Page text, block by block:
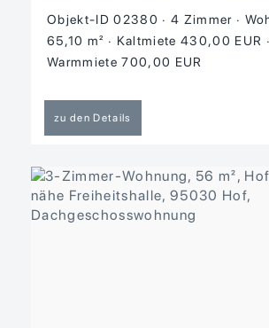
Objekt-ID 02380 4 Zimmer
65,10 m²
Kaltmiete 430,00 EUR
Warmmiete 700,00 EUR
zu den Details